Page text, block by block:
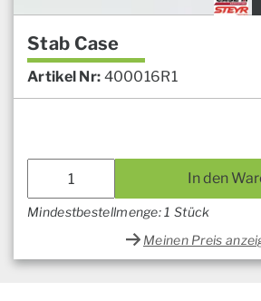
Stab Case
Artikel Nr: 400016R1
In den
Mindestbestellmenge: 1 Stück
Meinen Preis